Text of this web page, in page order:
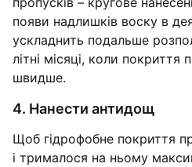
появи надлишків воску в
ускладнить подальше
літні місяці, коли покриття
швидше.
4. Нанести антидощ
Щоб гідрофобне покриття
і трималося на ньому